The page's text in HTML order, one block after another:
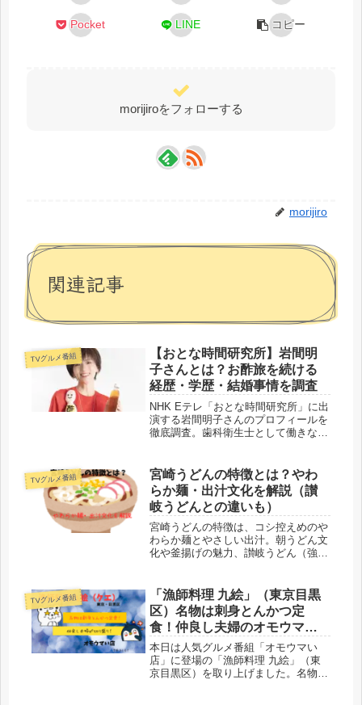
Pocket LINE コピー
morijiroをフォローする
morijiro
関連記事
TVグルメ番組
【おとな時間研究所】岩間明
子さんとは？お酢旅を続ける
経歴・学歴・結婚事情を調査
NHK Eテレ「おとな時間研究所」に出
演する岩間明子さんのプロフィールを
徹底調査。歯科衛生士として働きなが
資格、そして結婚しているのかまで、
わかりやすくまとめてご紹介します。
TVグルメ番組
宮崎うどんの特徴とは？やわ
らか麺・出汁文化を解説（讃
岐うどんとの違いも）
宮崎うどんの特徴は、コシ控えめのや
わらか麺とやさしい出汁。朝うどん文
化や釜揚げの魅力、讃岐うどん（強い
TVグルメ番組
「漁師料理 九絵」（東京目黒
区）名物は刺身とんかつ定
食！仲良し夫婦のオモウマい
店、孤独のグルメにも！
本日は人気グルメ番組「オモウマい
店」に登場の「漁師料理 九絵」（東
京目黒区）を取り上げました。名物は